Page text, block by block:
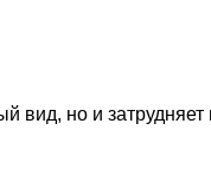
вид, но и